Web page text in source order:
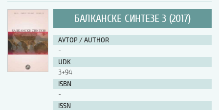
БАЛКАНСКЕ СИНТЕЗЕ 3 (2017)
АУТОР / AUTHOR
-
UDK
3+94
ISBN
-
ISSN